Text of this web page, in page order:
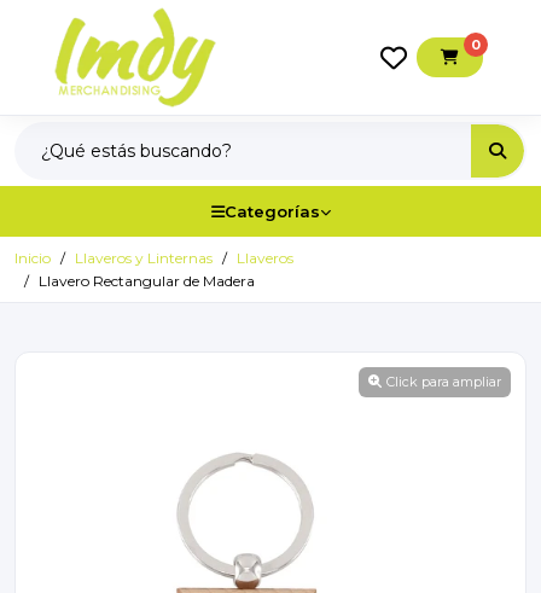
0
Categorías
Inicio Llaveros y Linternas
Llaveros
Llavero Rectangular de Madera
Click para ampliar